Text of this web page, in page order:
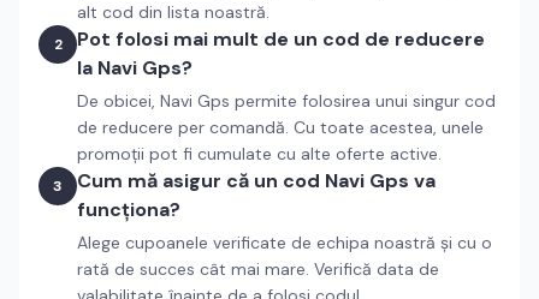
alt cod din lista noastră.
2
Pot folosi mai mult de un cod de reducere
la Navi Gps?
De obicei, Navi Gps permite folosirea unui singur cod
de reducere per comandă. Cu toate acestea, unele
promoții pot fi cumulate cu alte oferte active.
3
Cum mă asigur că un cod Navi Gps va
funcționa?
Alege cupoanele verificate de echipa noastră și cu o
rată de succes cât mai mare. Verifică data de